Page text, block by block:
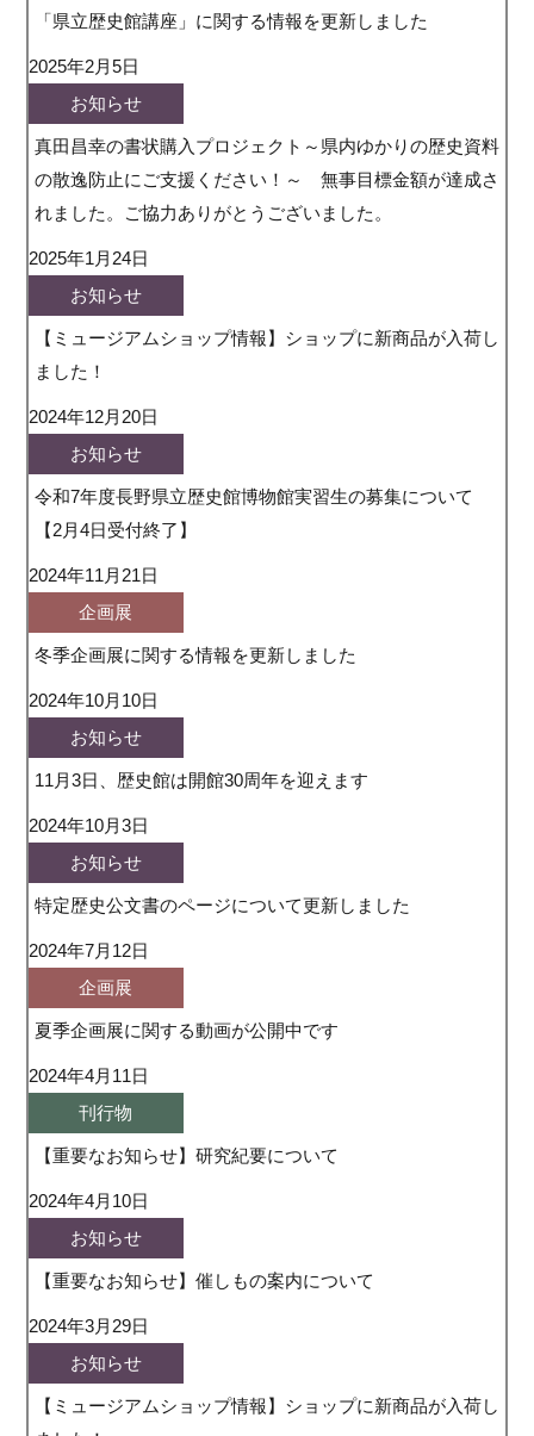
「県立歴史館講座」に関する情報を更新しました
2025年2月5日
お知らせ
真田昌幸の書状購入プロジェクト～県内ゆかりの歴史資料
の散逸防止にご支援ください！～ 無事目標金額が達成さ
れました。ご協力ありがとうございました。
2025年1月24日
お知らせ
【ミュージアムショップ情報】ショップに新商品が入荷し
ました！
2024年12月20日
お知らせ
令和7年度長野県立歴史館博物館実習生の募集について
【2月4日受付終了】
2024年11月21日
企画展
冬季企画展に関する情報を更新しました
2024年10月10日
お知らせ
11月3日、歴史館は開館30周年を迎えます
2024年10月3日
お知らせ
特定歴史公文書のページについて更新しました
2024年7月12日
企画展
夏季企画展に関する動画が公開中です
2024年4月11日
刊行物
【重要なお知らせ】研究紀要について
2024年4月10日
お知らせ
【重要なお知らせ】催しもの案内について
2024年3月29日
お知らせ
【ミュージアムショップ情報】ショップに新商品が入荷し